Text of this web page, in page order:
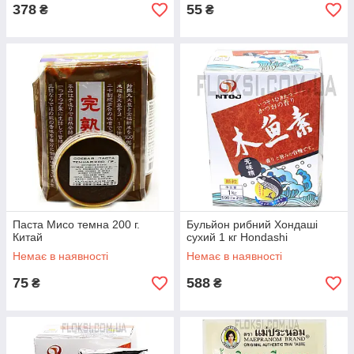
378 ₴ 55 ₴
Паста Мисо темна 200 г.
Китай
Немає в наявності
75 ₴
Бульйон рибний Хондаші
сухий 1 кг Hondashi
Немає в наявності
588 ₴